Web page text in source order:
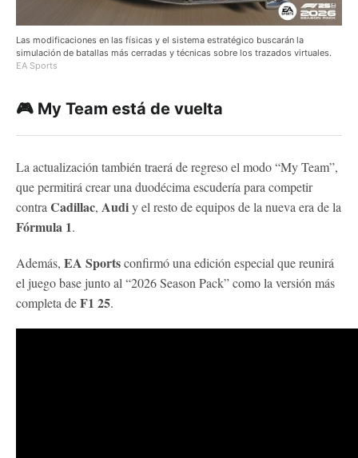
Las modificaciones en las físicas y el sistema estratégico buscarán la
simulación de batallas más cerradas y técnicas sobre los trazados virtuales.
EA Sports
🎮 My Team está de vuelta
La actualización también traerá de regreso el modo “My Team”,
que permitirá crear una duodécima escudería para competir
contraCadillac, Audiy el resto de equipos de la nueva era de la
Fórmula 1.
Además, EA Sportsconfirmó una edición especial que reunirá
el juego base junto al “2026 Season Pack” como la versión más
completa deF1 25.